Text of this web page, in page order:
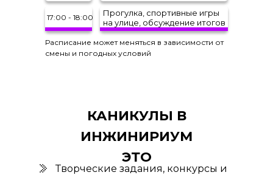
Расписание может меняться в зависимости от
смены и погодных условий
17:00 - 18:00
Прогулка, спортивные игры
на улице, обсуждение итогов
КАНИКУЛЫ В
ИНЖИНИРИУМ
ЭТО
Творческие задания, конкурсы и